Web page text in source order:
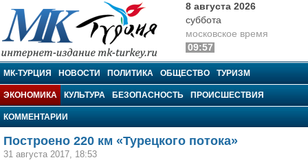
МК-Турция
8 августа 2026
суббота
московское время
09:57
МК-ТУРЦИЯ НОВОСТИ ПОЛИТИКА ОБЩЕСТВО ТУРИЗМ
ЭКОНОМИКА КУЛЬТУРА БЕЗОПАСНОСТЬ ПРОИСШЕСТВИЯ
КОММЕНТАРИИ
Построено 220 км «Турецкого потока»
31 августа 2017, 18:53